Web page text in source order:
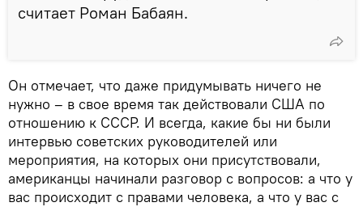
считает Роман Бабаян.
Он отмечает, что даже придумывать ничего не
нужно – в свое время так действовали США по
отношению к СССР. И всегда, какие бы ни были
интервью советских руководителей или
мероприятия, на которых они присутствовали,
американцы начинали разговор с вопросов: а что у
вас происходит с правами человека, а что у вас с